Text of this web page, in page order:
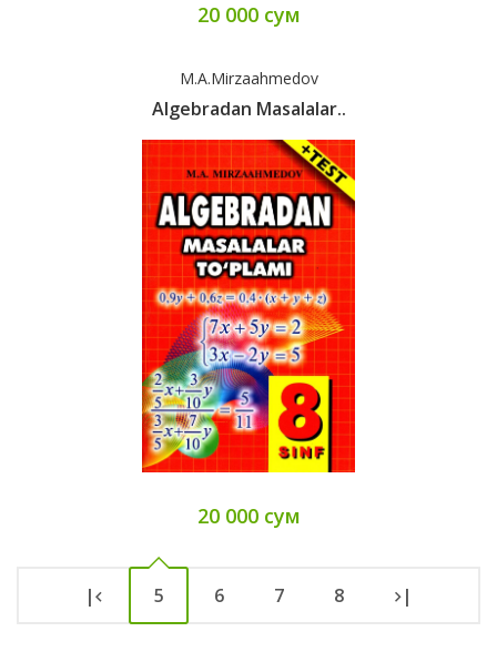
20 000 сум
M.A.Mirzaahmedov
Algebradan Masalalar..
20 000 сум
| 5 6 7 8 |